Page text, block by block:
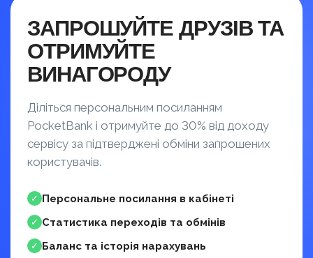
ЗАПРОШУЙТЕ ДРУЗІВ ТА
ОТРИМУЙТЕ
ВИНАГОРОДУ
Діліться персональним посиланням
PocketBank і отримуйте до 30% від доходу
сервісу за підтверджені обміни запрошених
користувачів.
✓ Персональне посилання в кабінеті
✓ Статистика переходів та обмінів
✓ Баланс та історія нарахувань